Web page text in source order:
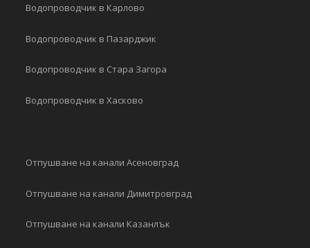
Водопроводчик в Карлово
Водопроводчик в Пазарджик
Водопроводчик в Стара Загора
Водопроводчик в Хасково
Отпушване на канали Асеновград
Отпушване на канали Димитровград
Отпушване на канали Казанлък